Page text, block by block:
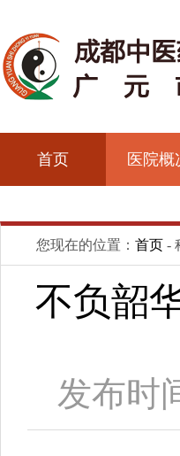
首页 医院概
您现在的位置： 首页 -
不负韶
发布时